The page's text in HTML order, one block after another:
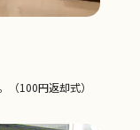
100円返却式）